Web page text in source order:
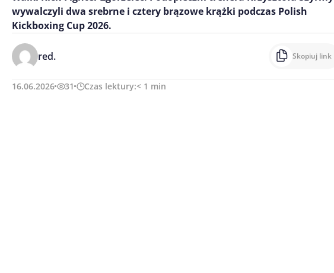
wywalczyli dwa srebrne i cztery brązowe krążki podczas Polish
Kickboxing Cup 2026.
red. Skopiuj link
16.06.2026 31 Czas lektury:< 1 min